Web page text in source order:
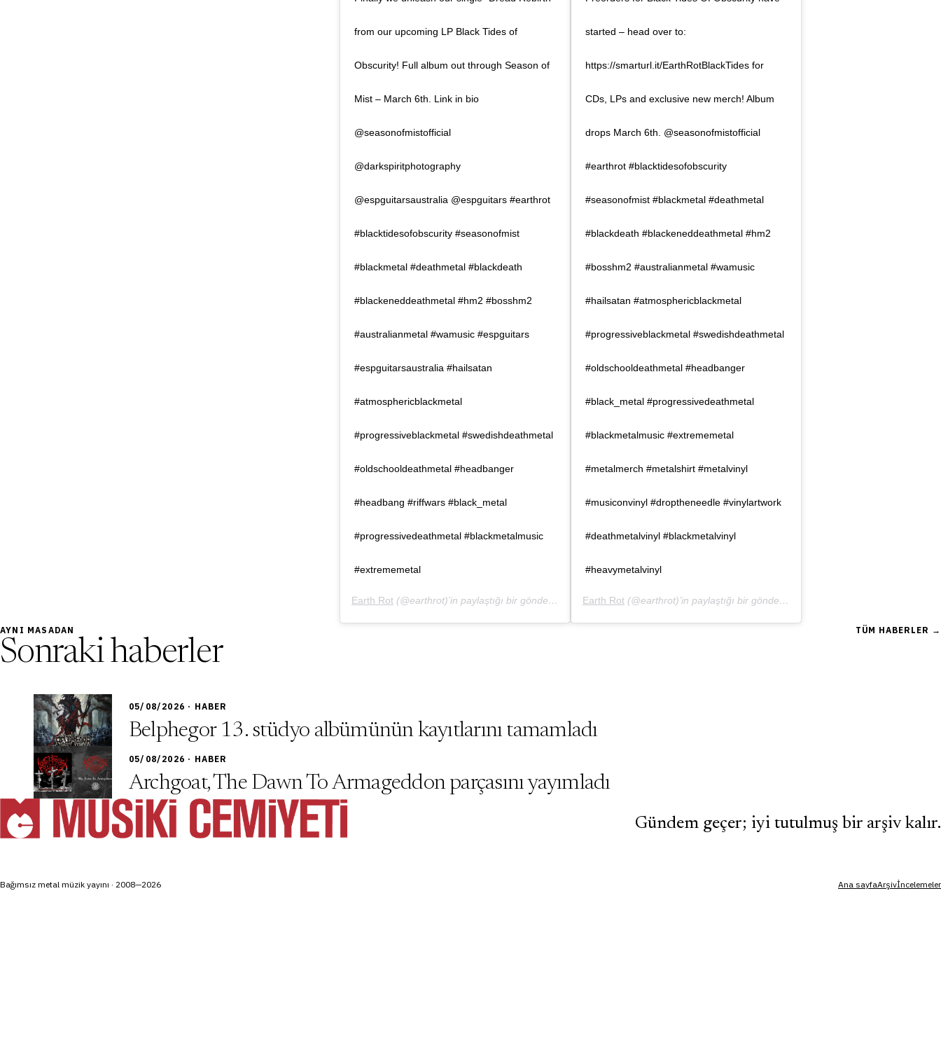
from our upcoming LP Black Tides of
Obscurity! Full album out through Season of
Mist – March 6th. Link in bio
@seasonofmistofficial
@darkspiritphotography
@espguitarsaustralia @espguitars #earthrot
#blacktidesofobscurity #seasonofmist
#blackmetal #deathmetal #blackdeath
#blackeneddeathmetal #hm2 #bosshm2
#australianmetal #wamusic #espguitars
#espguitarsaustralia #hailsatan
#atmosphericblackmetal
#progressiveblackmetal #swedishdeathmetal
#oldschooldeathmetal #headbanger
#headbang #riffwars #black_metal
#progressivedeathmetal #blackmetalmusic
#extrememetal
Earth Rot(@earthrot)’in paylaştığı bir gönderi ( 8 Oca, 2020, 7:35öö PST)
started – head over to:
https://smarturl.it/EarthRotBlackTides for
CDs, LPs and exclusive new merch! Album
drops March 6th. @seasonofmistofficial
#earthrot #blacktidesofobscurity
#seasonofmist #blackmetal #deathmetal
#blackdeath #blackeneddeathmetal #hm2
#bosshm2 #australianmetal #wamusic
#hailsatan #atmosphericblackmetal
#progressiveblackmetal #swedishdeathmetal
#oldschooldeathmetal #headbanger
#black_metal #progressivedeathmetal
#blackmetalmusic #extrememetal
#metalmerch #metalshirt #metalvinyl
#musiconvinyl #droptheneedle #vinylartwork
#deathmetalvinyl #blackmetalvinyl
#heavymetalvinyl
Earth Rot(@earthrot)’in paylaştığı bir gönderi (
AYNI MASADAN
Sonraki haberler
TÜM HABERLER →
05/08/2026 · HABER
Belphegor 13. stüdyo albümünün kayıtlarını tamamladı
05/08/2026 · HABER
Archgoat, The Dawn To Armageddon parçasını yayımladı
Gündem geçer; iyi tutulmuş bir arşiv kalır.
Bağımsız metal müzik yayını · 2008—2026 Ana sayfaArşivİncelemeler